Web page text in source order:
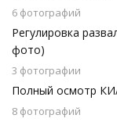
6 фотографий
Регулировка
фото)
3 фотографии
Полный осмотр
8 фотографий